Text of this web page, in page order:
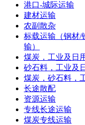
港口-城际运输
建材运输
农副散杂
标载运输（钢材/
输）
煤炭，工业及日
砂石料，工业及
煤炭，砂石料，
长途散配
资源运输
专线长途运输
煤炭专线运输